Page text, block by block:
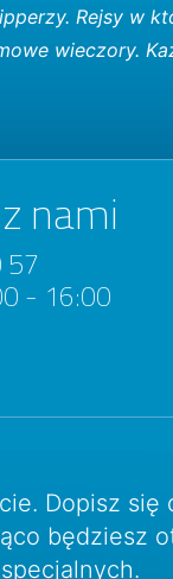
Rejsy w
wieczory.
nami
- 16:00
Dopisz się
będziesz